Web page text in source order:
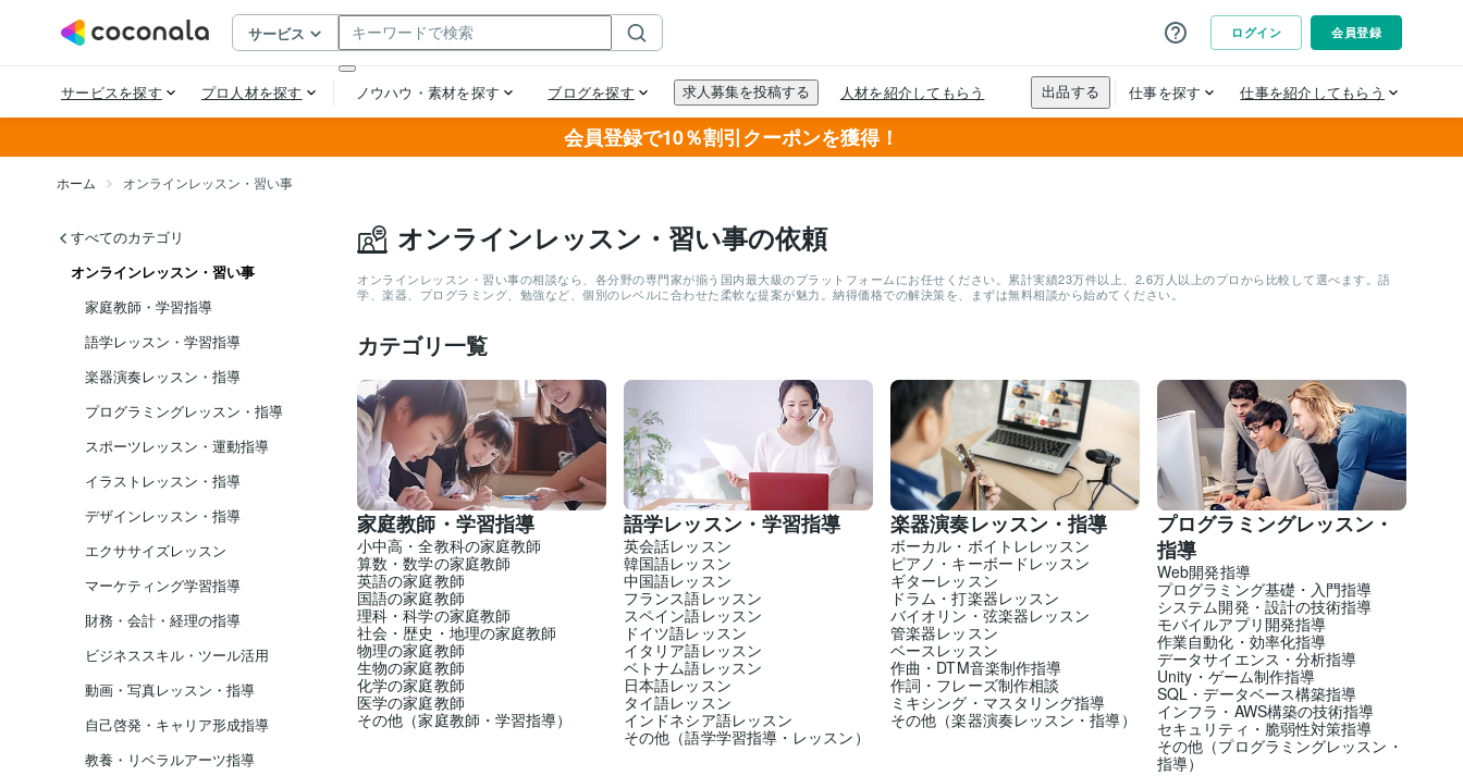
会員登録で10％割引クーポンを獲得！
ホーム オンラインレッスン・習い事
すべてのカテゴリ
オンラインレッスン・習い事
家庭教師・学習指導
語学レッスン・学習指導
楽器演奏レッスン・指導
プログラミングレッスン・指導
スポーツレッスン・運動指導
イラストレッスン・指導
デザインレッスン・指導
エクササイズレッスン
マーケティング学習指導
財務・会計・経理の指導
ビジネススキル・ツール活用
動画・写真レッスン・指導
自己啓発・キャリア形成指導
教養・リベラルアーツ指導
オンラインレッスン・習い事の依頼
オンラインレッスン・習い事の相談なら、各分野の専門家が揃う国内最大級のプラットフォームにお任せください。累計実績23万件以上、2.6万人以上のプロから比較して選べます。語
学、楽器、プログラミング、勉強など、個別のレベルに合わせた柔軟な提案が魅力。納得価格での解決策を、まずは無料相談から始めてください。
カテゴリ一覧
家庭教師・学習指導
小中高・全教科の家庭教師
算数・数学の家庭教師
英語の家庭教師
国語の家庭教師
理科・科学の家庭教師
社会・歴史・地理の家庭教師
物理の家庭教師
生物の家庭教師
化学の家庭教師
医学の家庭教師
その他（家庭教師・学習指導）
語学レッスン・学習指導
英会話レッスン
韓国語レッスン
中国語レッスン
フランス語レッスン
スペイン語レッスン
ドイツ語レッスン
イタリア語レッスン
ベトナム語レッスン
日本語レッスン
タイ語レッスン
インドネシア語レッスン
その他（語学学習指導・レッスン）
楽器演奏レッスン・指導
ボーカル・ボイトレレッスン
ピアノ・キーボードレッスン
ギターレッスン
ドラム・打楽器レッスン
バイオリン・弦楽器レッスン
管楽器レッスン
ベースレッスン
作曲・DTM音楽制作指導
作詞・フレーズ制作相談
ミキシング・マスタリング指導
その他（楽器演奏レッスン・指導）
プログラミングレッスン・
指導
Web開発指導
プログラミング基礎・入門指導
システム開発・設計の技術指導
モバイルアプリ開発指導
作業自動化・効率化指導
データサイエンス・分析指導
Unity・ゲーム制作指導
SQL・データベース構築指導
インフラ・AWS構築の技術指導
セキュリティ・脆弱性対策指導
その他（プログラミングレッスン・
指導）